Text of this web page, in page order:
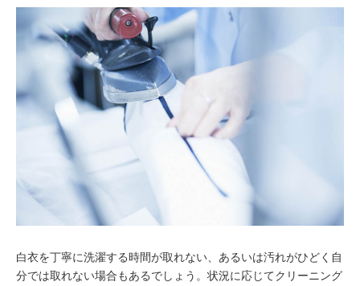
白衣を丁寧に洗濯する時間が取れない、あるいは汚れがひどく自
分では取れない場合もあるでしょう。状況に応じてクリーニング